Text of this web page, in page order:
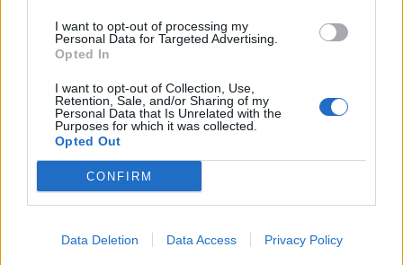
I want to opt-out of processing my
Personal Data for Targeted Advertising.
Opted In
I want to opt-out of Collection, Use,
Retention, Sale, and/or Sharing of my
Personal Data that Is Unrelated with the
Purposes for which it was collected.
Opted Out
CONFIRM
Data Deletion Data Access Privacy Policy